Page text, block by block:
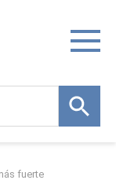
fuerte